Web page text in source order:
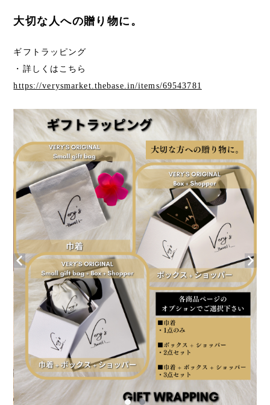
大切な人への贈り物に。
ギフトラッピング
・詳しくはこちら
https://verysmarket.thebase.in/items/69543781